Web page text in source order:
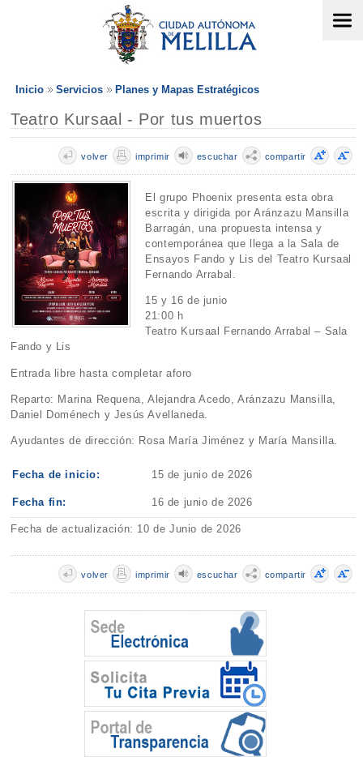
Inicio Servicios Planes y Mapas Estratégicos
Teatro Kursaal - Por tus muertos
compartir
escuchar
imprimir
volver
El grupo Phoenix presenta esta obra
escrita y dirigida por Aránzazu Mansilla
Barragán, una propuesta intensa y
contemporánea que llega a la Sala de
Ensayos Fando y Lis del Teatro Kursaal
Fernando Arrabal.
15 y 16 de junio
21:00 h
Teatro Kursaal Fernando Arrabal – Sala
Fando y Lis
Entrada libre hasta completar aforo
Reparto: Marina Requena, Alejandra Acedo, Aránzazu Mansilla,
Daniel Doménech y Jesús Avellaneda.
Ayudantes de dirección: Rosa María Jiménez y María Mansilla.
Fecha de inicio: 15 de junio de 2026
Fecha fin: 16 de junio de 2026
Fecha de actualización: 10 de Junio de 2026
compartir
escuchar
imprimir
volver